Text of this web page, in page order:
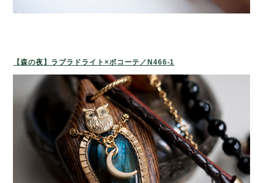
【森の夜】ラブラドライト×ボコーテ／N466-1